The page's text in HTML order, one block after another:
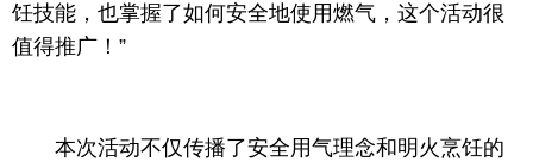
饪技能，也掌握了如何安全地使用燃气，这个活动很
值得推广！”
本次活动不仅传播了安全用气理念和明火烹饪的